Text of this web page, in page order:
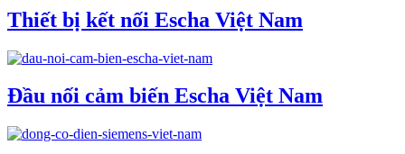
Thiết bị kết nối Escha Việt Nam
Đầu nối cảm biến Escha Việt Nam